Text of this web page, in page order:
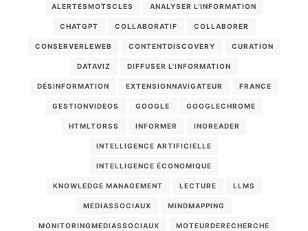
ALERTESMOTSCLES ANALYSER L'INFORMATION
CHATGPT COLLABORATIF COLLABORER
CONSERVERLEWEB CONTENTDISCOVERY CURATION
DATAVIZ DIFFUSER L'INFORMATION
DÉSINFORMATION EXTENSIONNAVIGATEUR FRANCE
GESTIONVIDEOS GOOGLE GOOGLECHROME
HTMLTORSS INFORMER INOREADER
INTELLIGENCE ARTIFICIELLE
INTELLIGENCE ÉCONOMIQUE
KNOWLEDGE MANAGEMENT LECTURE LLMS
MEDIASSOCIAUX MINDMAPPING
MONITORINGMEDIASSOCIAUX MOTEURDERECHERCHE